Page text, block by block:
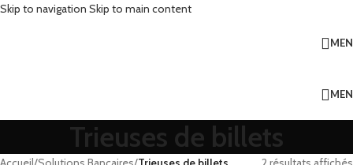
Skip to navigation Skip to main content
Trieuses de billets